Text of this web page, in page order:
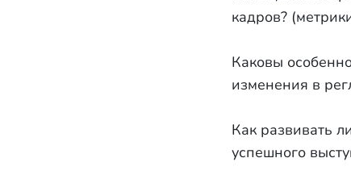
кадров?
Каковы
изменения в
Как развивать
успешного